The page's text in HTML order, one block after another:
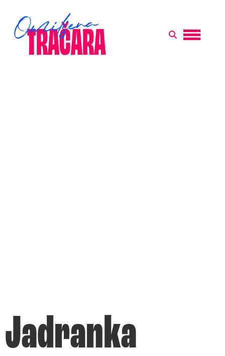
Jadranka